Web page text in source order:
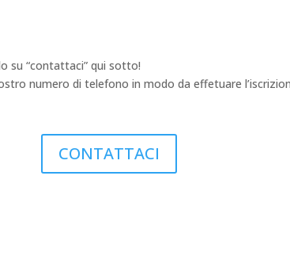
su “contattaci” qui sotto!
numero di telefono in modo da effetuare
CONTATTACI